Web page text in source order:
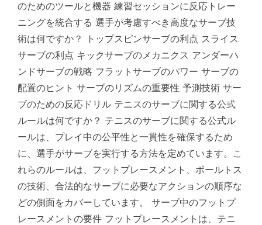
のためのツールと機器 練習セッションに反応トレー
ニングを統合する 選手が考慮すべき高度なサーブ技
術は何ですか？ トップスピンサーブの利点 スライス
サーブの利点 キックサーブのメカニクス アンダーハ
ンドサーブの戦略 フラットサーブのパワー サーブの
配置のヒント サーブのリズムの重要性 予測技術 サー
ブのための反応ドリル テニスのサーブに関する公式
ルールは何ですか？ テニスのサーブに関する公式ル
ールは、プレイ中の公平性と一貫性を確保するため
に、選手がサーブを実行する方法を定めています。こ
れらのルールは、フットプレースメント、ボールトス
の技術、合法的なサーブに必要なアクションの順序な
どの側面をカバーしています。 サーブ中のフットプ
レースメントの要件 フットプレースメントは、テニ